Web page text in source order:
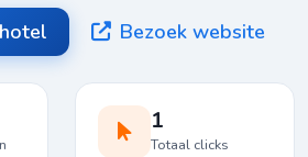
Bezoek website
1
Totaal clicks